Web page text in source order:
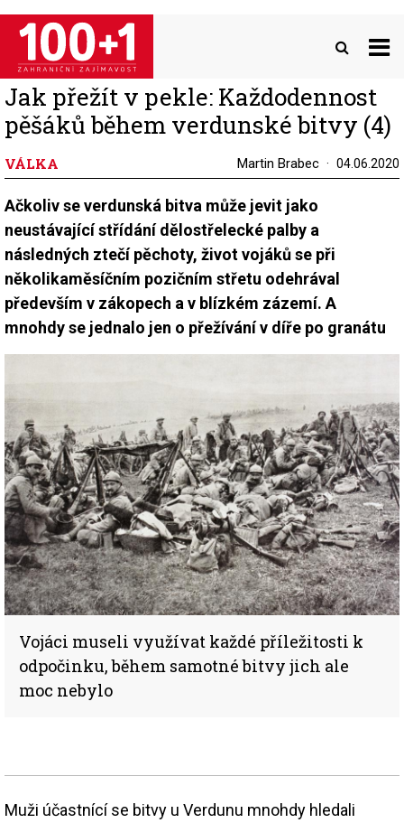
Přejít
hlavnímu
obsahu
Jak přežít v pekle: Každodennost
pěšáků během verdunské bitvy (4)
VÁLKA Martin Brabec 04.06.2020
Ačkoliv se verdunská bitva může jevit jako
neustávající střídání dělostřelecké palby a
následných ztečí pěchoty, život vojáků se při
několikaměsíčním pozičním střetu odehrával
především v zákopech a v blízkém zázemí. A
mnohdy se jednalo jen o přežívání v díře po granátu
Vojáci museli využívat každé příležitosti k
odpočinku, během samotné bitvy jich ale
moc nebylo
Muži účastnící se bitvy u Verdunu mnohdy hledali